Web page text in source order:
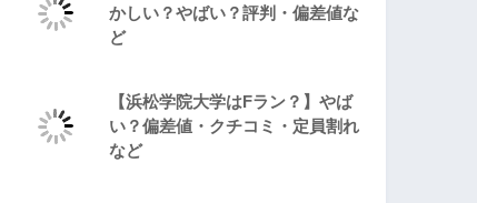
かしい？やばい？評判・偏差値な
ど
【浜松学院大学はFラン？】やば
い？偏差値・クチコミ・定員割れ
など